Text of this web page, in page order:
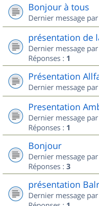
Bonjour à tous
Dernier message par
présentation de
Dernier message par
Réponses : 1
Présentation
Dernier message par
Presentation
Dernier message par
Réponses : 1
Bonjour
Dernier message par
Réponses : 3
présentation
Dernier message par